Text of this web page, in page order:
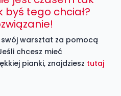
byś tego chciał?
warsztat za pomocą
chcesz mieć
pianki, znajdziesz tutaj